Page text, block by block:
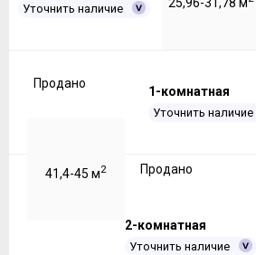
Уточнить наличие
Продано
1-комнатная
Уточнить наличие
41,4-45 м2 Продано
2-комнатная
Уточнить наличие